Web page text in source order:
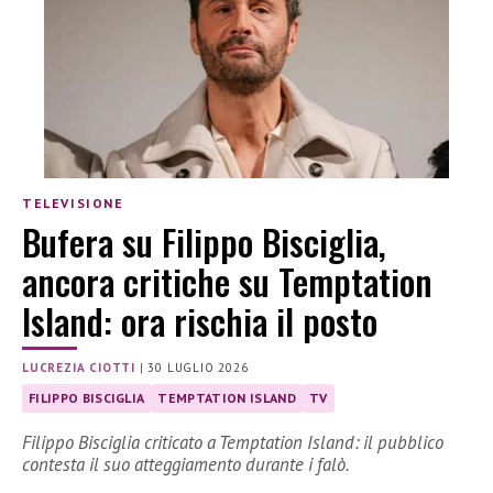
TELEVISIONE
Bufera su Filippo Bisciglia,
ancora critiche su Temptation
Island: ora rischia il posto
LUCREZIA CIOTTI |30 LUGLIO 2026
FILIPPO BISCIGLIA TEMPTATION ISLAND TV
Filippo Bisciglia criticato a Temptation Island: il pubblico
contesta il suo atteggiamento durante i falò.